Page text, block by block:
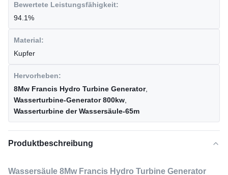
Bewertete Leistungsfähigkeit:
94.1%
Material:
Kupfer
Hervorheben:
8Mw Francis Hydro Turbine Generator,
Wasserturbine-Generator 800kw
Wasserturbine der Wassersäule-65m
Produktbeschreibung
Wassersäule 8Mw Francis Hydro Turbine Generator